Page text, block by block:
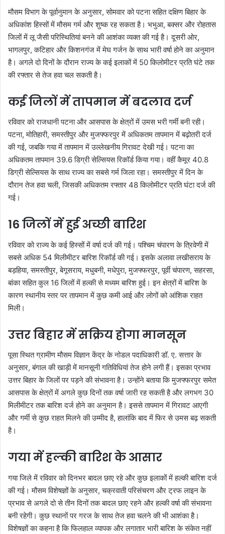
मौसम विभाग के पूर्वानुमान के अनुसार, सोमवार को पटना सहित दक्षिण बिहार के
अधिकांश हिस्सों में मौसम गर्म और शुष्क रह सकता है। भभुआ, बक्सर और रोहतास
जिलों में लू जैसी परिस्थितियां बनने की आशंका व्यक्त की गई है। दूसरी ओर,
भागलपुर, कटिहार और किशनगंज में मेघ गर्जन के साथ भारी वर्षा होने का अनुमान
है। अगले दो दिनों के दौरान राज्य के कई इलाकों में 50 किलोमीटर प्रति घंटे तक
की रफ्तार से तेज हवा चल सकती है।
कई जिलों में तापमान में बदलाव दर्ज
रविवार को राजधानी पटना और आसपास के क्षेत्रों में उमस भरी गर्मी बनी रही।
पटना, मोतिहारी, समस्तीपुर और मुजफ्फरपुर में अधिकतम तापमान में बढ़ोतरी दर्ज
की गई, जबकि गया में तापमान में उल्लेखनीय गिरावट देखी गई। पटना का
अधिकतम तापमान 39.6 डिग्री सेल्सियस रिकॉर्ड किया गया। वहीं कैमूर 40.8
डिग्री सेल्सियस के साथ राज्य का सबसे गर्म जिला रहा। समस्तीपुर में दिन के
दौरान तेज हवा चली, जिसकी अधिकतम रफ्तार 48 किलोमीटर प्रति घंटा दर्ज की
गई।
16 जिलों में हुई अच्छी बारिश
रविवार को राज्य के कई हिस्सों में वर्षा दर्ज की गई। पश्चिम चंपारण के त्रिवेणी में
सबसे अधिक 54 मिलीमीटर बारिश रिकॉर्ड की गई। इसके अलावा लखीसराय के
बड़हिया, समस्तीपुर, बेगूसराय, मधुबनी, मधेपुरा, मुजफ्फरपुर, पूर्वी चंपारण, सहरसा,
बांका सहित कुल 16 जिलों में हल्की से मध्यम बारिश हुई। इन क्षेत्रों में बारिश के
कारण स्थानीय स्तर पर तापमान में कुछ कमी आई और लोगों को आंशिक राहत
मिली।
उत्तर बिहार में सक्रिय होगा मानसून
पूसा स्थित ग्रामीण मौसम विज्ञान केंद्र के नोडल पदाधिकारी डॉ. ए. सत्तार के
अनुसार, बंगाल की खाड़ी में मानसूनी गतिविधियां तेज होने लगी हैं। इसका प्रभाव
उत्तर बिहार के जिलों पर पड़ने की संभावना है। उन्होंने बताया कि मुजफ्फरपुर समेत
आसपास के क्षेत्रों में अगले कुछ दिनों तक वर्षा जारी रह सकती है और लगभग 30
मिलीमीटर तक बारिश दर्ज होने का अनुमान है। इससे तापमान में गिरावट आएगी
और गर्मी से कुछ राहत मिलने की उम्मीद है, हालांकि बाद में फिर से उमस बढ़ सकती
है।
गया में हल्की बारिश के आसार
गया जिले में रविवार को दिनभर बादल छाए रहे और कुछ इलाकों में हल्की बारिश दर्ज
की गई। मौसम विशेषज्ञों के अनुसार, चक्रवाती परिसंचरण और ट्रफ लाइन के
प्रभाव से अगले दो से तीन दिनों तक बादल छाए रहने और हल्की वर्षा की संभावना
बनी रहेगी। कुछ स्थानों पर गरज के साथ तेज हवा चलने की भी आशंका है।
विशेषज्ञों का कहना है कि फिलहाल व्यापक और लगातार भारी बारिश के संकेत नहीं